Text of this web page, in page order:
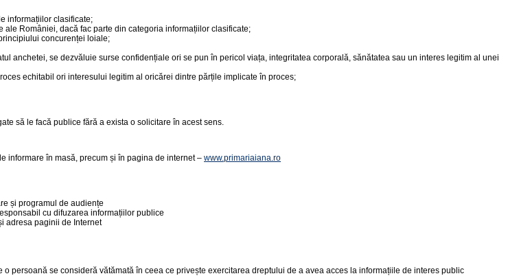
informațiilor clasificate;
României, dacă fac parte din categoria informațiilor clasificate;
concurenței loiale;
anchetei, se dezvăluie surse confidențiale ori se pun în pericol viața, integritatea corporală, sănătatea sau un interes legitim al unei
echitabil ori interesului legitim al oricărei dintre părțile implicate în proces;
să le facă publice fără a exista o solicitare în acest sens.
informare în masă, precum și în pagina de internet – www.primariaiana.ro
și programul de audiențe
cu difuzarea informațiilor publice
adresa paginii de Internet
persoană se consideră vătămată în ceea ce privește exercitarea dreptului de a avea acces la informațiile de interes public